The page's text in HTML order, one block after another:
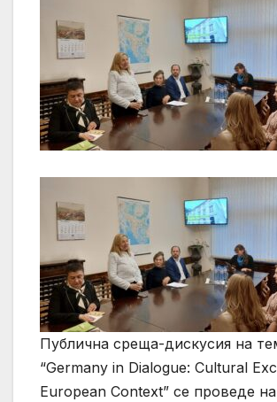
Публична среща-дискусия на
“Germany in Dialogue: Cultural
European Context” се проведе